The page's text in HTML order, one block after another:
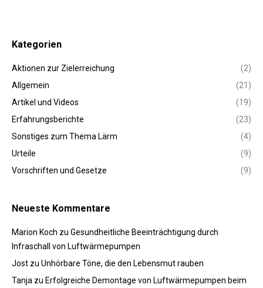
Kategorien
Aktionen zur Zielerreichung
(2)
Allgemein
(21)
Artikel und Videos
(19)
Erfahrungsberichte
(23)
Sonstiges zum Thema Lärm
(4)
Urteile
(9)
Vorschriften und Gesetze
(9)
Neueste Kommentare
Marion Koch zu Gesundheitliche Beeinträchtigung durch
Infraschall von Luftwärmepumpen
Jost zu Unhörbare Töne, die den Lebensmut rauben
Tanja zu Erfolgreiche Demontage von Luftwärmepumpen beim